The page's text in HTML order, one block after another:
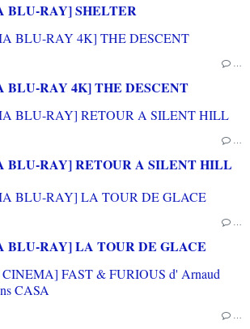
BLU-RAY] SHELTER
…
BLU-RAY 4K] THE DESCENT
…
BLU-RAY] RETOUR A SILENT HILL
…
BLU-RAY] LA TOUR DE GLACE
…